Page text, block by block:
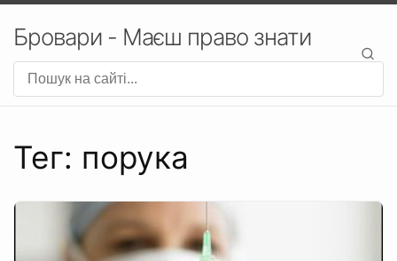
Бровари - Маєш право знати
Тег: порука